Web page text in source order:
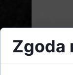
Zgoda